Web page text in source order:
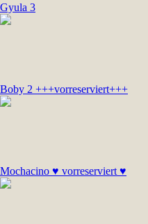
Gyula 3
Boby 2 +++vorreserviert+++
Mochacino ♥ vorreserviert ♥